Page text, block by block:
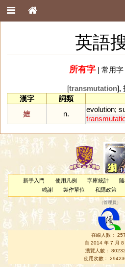
英語
所有字| 常用字
[transmutation],
漢字
詞類
嬗
n.
evolution;
新手入門 使用凡例 字庫統計
鳴謝
製作單位 私隱政策
（管理員 ）
在線人數：
自 2014 年 7 月 8
瀏覽人數：
使用次數：